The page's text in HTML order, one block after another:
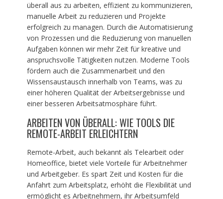
überall aus zu arbeiten, effizient zu kommunizieren,
manuelle Arbeit zu reduzieren und Projekte
erfolgreich zu managen. Durch die Automatisierung
von Prozessen und die Reduzierung von manuellen
Aufgaben können wir mehr Zeit für kreative und
anspruchsvolle Tätigkeiten nutzen. Moderne Tools
fördern auch die Zusammenarbeit und den
Wissensaustausch innerhalb von Teams, was zu
einer höheren Qualität der Arbeitsergebnisse und
einer besseren Arbeitsatmosphäre führt.
ARBEITEN VON ÜBERALL: WIE TOOLS DIE
REMOTE-ARBEIT ERLEICHTERN
Remote-Arbeit, auch bekannt als Telearbeit oder
Homeoffice, bietet viele Vorteile für Arbeitnehmer
und Arbeitgeber. Es spart Zeit und Kosten für die
Anfahrt zum Arbeitsplatz, erhöht die Flexibilität und
ermöglicht es Arbeitnehmern, ihr Arbeitsumfeld